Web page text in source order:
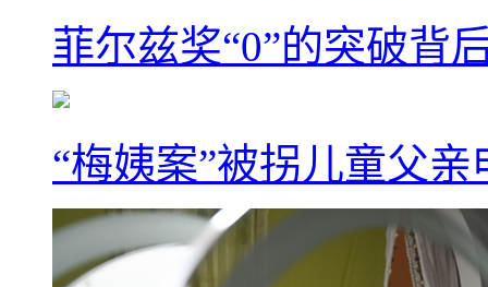
菲尔兹奖“0”的突破背
“梅姨案”被拐儿童父